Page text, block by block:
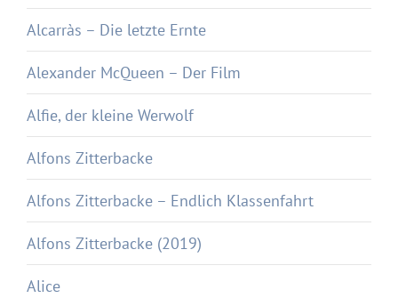
Alcarràs – Die letzte Ernte
Alexander McQueen – Der Film
Alfie, der kleine Werwolf
Alfons Zitterbacke
Alfons Zitterbacke – Endlich Klassenfahrt
Alfons Zitterbacke (2019)
Alice